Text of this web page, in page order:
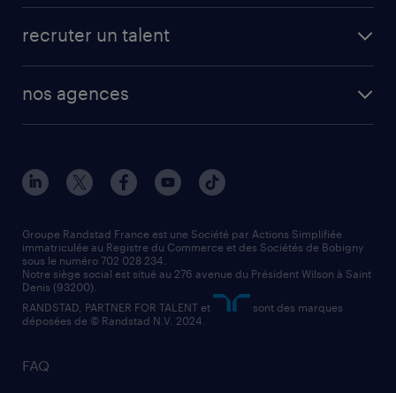
créer un compte candidat
manutentionnaire
assistant administratif
comptable
recruter un talent
solutions opérationnelles
contact entreprise
faq intérim / recrutement
nos agences
nos agences par ville
nos agences par région
nos cabinets de recrutement
FAQ
Groupe Randstad France est une Société par Actions Simplifiée
immatriculée au Registre du Commerce et des Sociétés de Bobigny
sous le numéro 702 028 234.
Notre siège social est situé au 276 avenue du Président Wilson à Saint
Denis (93200).
RANDSTAD, PARTNER FOR TALENT et
sont des marques
déposées de © Randstad N.V. 2024.